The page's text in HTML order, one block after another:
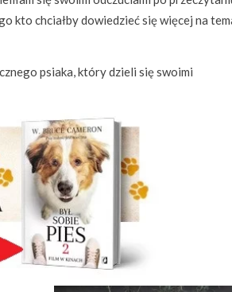
kto chciałby dowiedzieć się więcej na
psiaka, który dzieli się swoimi